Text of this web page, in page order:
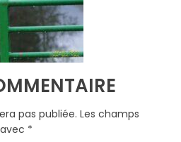
pas publiée. Les champs
*